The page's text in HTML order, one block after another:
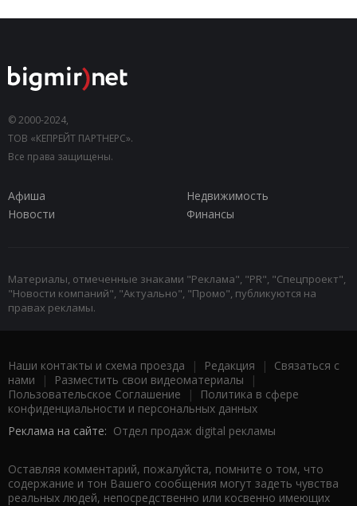
© 2000-2024,
ТОВ «КЕПРЕЙТ ПАРТНЕРС».
Все права защищены.
Афиша
Недвижимость
Новости
Финансы
Материалы, отмеченные знаками "Реклама", "PR", "Спецпроект",
"Новости компаний", "Актуально", "Промо", публикуются на
правах рекламы.
Наши контакты и схема проезда | Редакция | Связаться с
нами | Разместить свои видеоматериалы |
Пользовательское Соглашение |
Политика в сфере
конфиденциальности и персональных данных
Реклама на сайте: Отдел продаж digital рекламы
Оставляя комментарий, пожалуйста, помните о том, что
содержание и тон Вашего сообщения могут задеть чувства
реальных людей, непосредственно или косвенно имеющих